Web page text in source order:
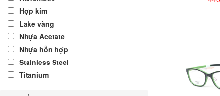
Hợp kim
Lake vàng
Nhựa Acetate
Nhựa hỗn hợp
Stainless Steel
Titanium